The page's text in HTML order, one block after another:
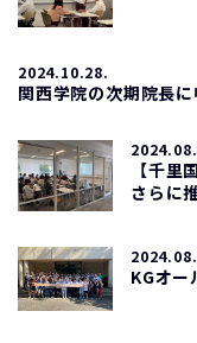
2024.10.28.
関西学院の次期院長
【千里
さらに
KGオー